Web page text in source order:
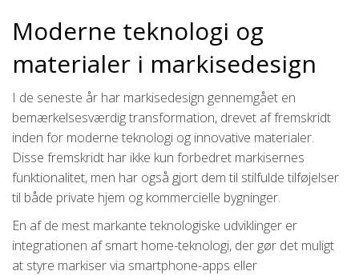
Moderne teknologi og
materialer i markisedesign
I de seneste år har markisedesign gennemgået en
bemærkelsesværdig transformation, drevet af fremskridt
inden for moderne teknologi og innovative materialer.
Disse fremskridt har ikke kun forbedret markisernes
funktionalitet, men har også gjort dem til stilfulde tilføjelser
til både private hjem og kommercielle bygninger.
En af de mest markante teknologiske udviklinger er
integrationen af smart home-teknologi, der gør det muligt
at styre markiser via smartphone-apps eller